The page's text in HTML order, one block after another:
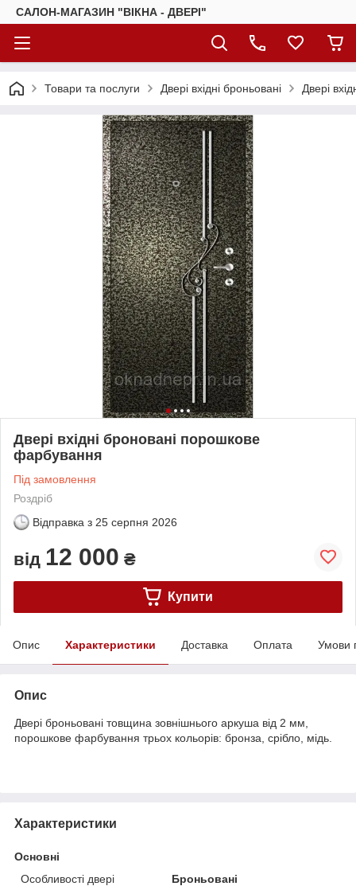
САЛОН-МАГАЗИН "ВІКНА - ДВЕРІ"
Товари та послуги Двері вхідні броньовані Двері
Двері вхідні броновані порошкове
фарбування
Під замовлення
Роздріб
Відправка з 25 серпня 2026
від 12 000 ₴
Купити
Опис Характеристики Доставка Оплата Умови
Опис
Двері броньовані товщина зовнішнього аркуша від 2 мм,
порошкове фарбування трьох кольорів: бронза, срібло, мідь.
Характеристики
Основні
Особливості двері
Броньовані